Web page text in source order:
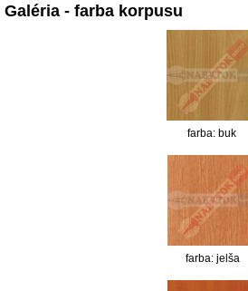
Galéria - farba korpusu
farba: buk
farba: jelša